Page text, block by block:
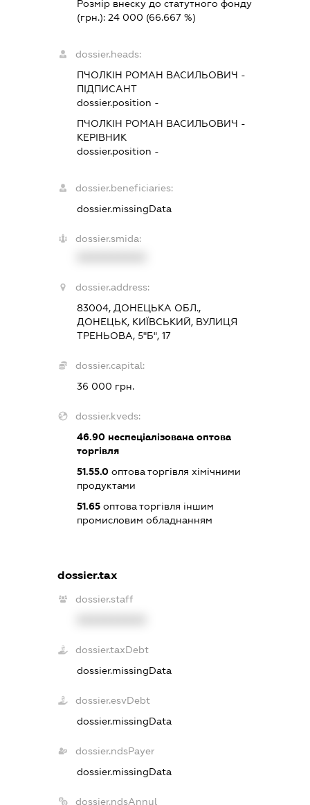
Розмір внеску до статутного фонду
(грн.):24 000 (66.667 %)
dossier.heads:
ПЧОЛКІН РОМАН ВАСИЛЬОВИЧ -
ПІДПИСАНТ
dossier.position -
ПЧОЛКІН РОМАН ВАСИЛЬОВИЧ -
КЕРІВНИК
dossier.position -
dossier.beneficiaries:
dossier.missingData
dossier.smida:
dossier.address:
83004, ДОНЕЦЬКА ОБЛ.,
ДОНЕЦЬК, КИЇВСЬКИЙ, ВУЛИЦЯ
ТРЕНЬОВА, 5"Б", 17
dossier.capital:
36 000 грн.
dossier.kveds:
46.90 неспеціалізована оптова
торгівля
51.55.0 оптова торгівля хімічними
продуктами
51.65 оптова торгівля іншим
промисловим обладнанням
dossier.tax
dossier.staff
dossier.taxDebt
dossier.missingData
dossier.esvDebt
dossier.missingData
dossier.ndsPayer
dossier.missingData
dossier.ndsAnnul